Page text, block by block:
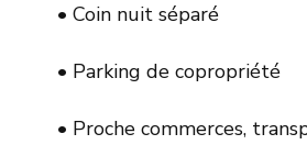
• Coin nuit séparé
• Parking de copropriété
• Proche commerces,